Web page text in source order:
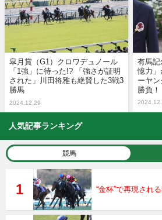
皐月賞（G1）クロワデュノール
「1強」に待った!? 「強さが証明
された」川田将雅も絶賛した3戦3
勝馬
2024.12.29
有馬記
憶力
ーヤ
勝負！
人気記事ランキング
競馬
“金杯”で再現され